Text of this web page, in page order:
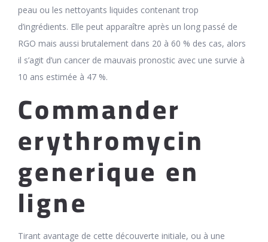
peau ou les nettoyants liquides contenant trop
d’ingrédients. Elle peut apparaître après un long passé de
RGO mais aussi brutalement dans 20 à 60 % des cas, alors
il s’agit d’un cancer de mauvais pronostic avec une survie à
10 ans estimée à 47 %.
Commander
erythromycin
generique en
ligne
Tirant avantage de cette découverte initiale, ou à une